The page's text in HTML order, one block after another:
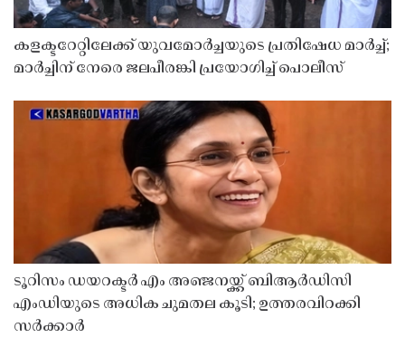
കളക്ടറേറ്റിലേക്ക് യുവമോർച്ചയുടെ പ്രതിഷേധ മാർച്ച്;
മാർച്ചിന് നേരെ ജലപീരങ്കി പ്രയോഗിച്ച് പൊലീസ്
ടൂറിസം ഡയറക്ടർ എം അഞ്ജനയ്ക്ക് ബിആർഡിസി
എംഡിയുടെ അധിക ചുമതല കൂടി; ഉത്തരവിറക്കി
സർക്കാർ